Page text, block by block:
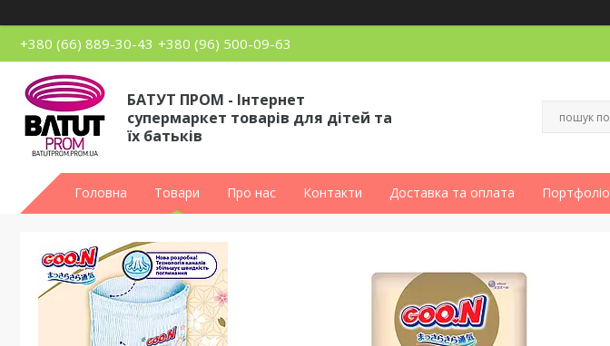
+380 (66) 889-30-43 +380 (96) 500-09-63
БАТУТ ПРОМ - Інтернет
супермаркет товарів для дітей та
їх батьків
Головна Товари Про нас Контакти Доставка та оплата Портфоліо